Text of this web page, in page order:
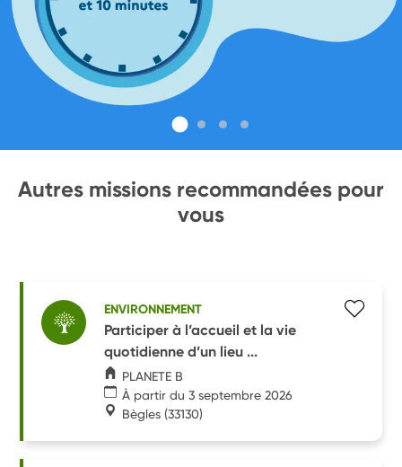
Autres missions recommandées pour
vous
ENVIRONNEMENT
Participer à l’accueil et la vie
quotidienne d’un lieu ...
PLANETE B
À partir du 3 septembre 2026
Bègles (33130)